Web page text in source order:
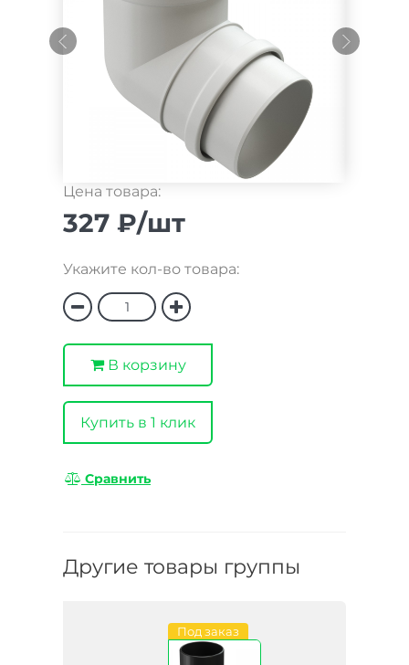
Цена товара:
327 ₽/шт
Укажите кол-во товара:
В корзину
Купить в 1 клик
Сравнить
Другие товары группы
Под заказ